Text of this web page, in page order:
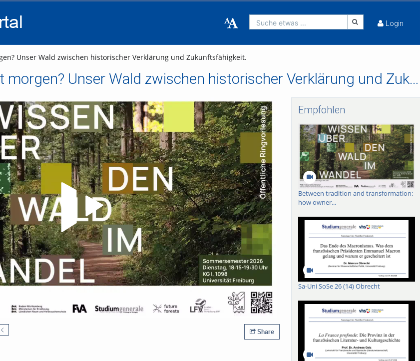
Suche etwas ... Login
Unser Wald zwischen historischer Verklärung und Zukunftsfähigkeit.
Wie viel gestern ist morgen? Unser Wald zwischen historischer Verklärung und Zukunftsfähigkeit.
Video abspielen
Share
Empfohlen
Between tradition and transformation:
how owner...
Sa-Uni SoSe 26 (14) Obrecht